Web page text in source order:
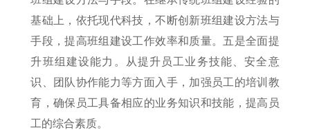
基础上，依托现代科技，不断创新班组建设方法与
手段，提高班组建设工作效率和质量。五是全面提
升班组建设能力。从提升员工业务技能、安全意
识、团队协作能力等方面入手，加强员工的培训教
育，确保员工具备相应的业务知识和技能，提高员
工的综合素质。